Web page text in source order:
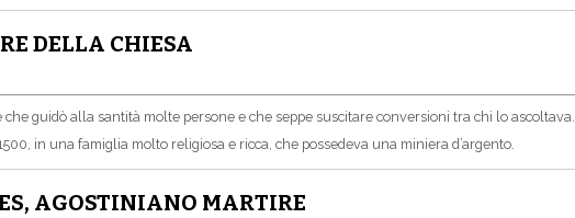
DELLA CHIESA
guidò alla santità molte persone e che seppe suscitare conversioni tra chi lo ascoltava.
in una famiglia molto religiosa e ricca, che possedeva una miniera d’argento.
AGOSTINIANO MARTIRE